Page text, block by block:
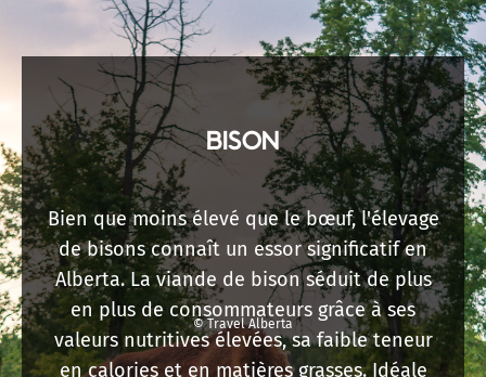
BISON
Bien que moins élevé que le bœuf, l'élevage
de bisons connaît un essor significatif en
Alberta. La viande de bison séduit de plus
en plus de consommateurs grâce à ses
valeurs nutritives élevées, sa faible teneur
en calories et en matières grasses. Idéale
© Travel Alberta